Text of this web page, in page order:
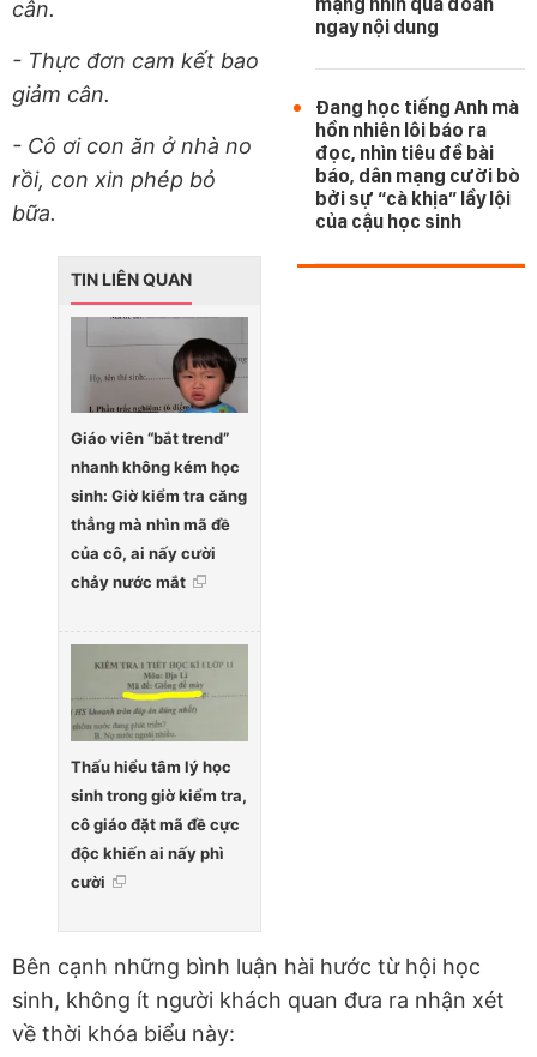
ngay nội dung
Đang học tiếng Anh mà
hồn nhiên lôi báo ra
đọc, nhìn tiêu đề bài
báo, dân mạng cười bò
bởi sự “cà khịa” lầy lội
của cậu học sinh
cân.
- Thực đơn cam kết bao
giảm cân.
- Cô ơi con ăn ở nhà no
rồi, con xin phép bỏ
bữa.
TIN LIÊN QUAN
Giáo viên “bắt trend”
nhanh không kém học
sinh: Giờ kiểm tra căng
thẳng mà nhìn mã đề
của cô, ai nấy cười
chảy nước mắt
Thấu hiểu tâm lý học
sinh trong giờ kiểm tra,
cô giáo đặt mã đề cực
độc khiến ai nấy phì
cười
Bên cạnh những bình luận hài hước từ hội học
sinh, không ít người khách quan đưa ra nhận xét
về thời khóa biểu này: